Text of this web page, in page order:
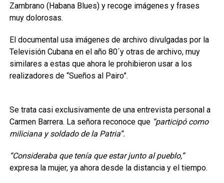
Zambrano (Habana Blues) y recoge imágenes y frases
muy dolorosas.
El documental usa imágenes de archivo divulgadas por la
Televisión Cubana en el año 80´y otras de archivo, muy
similares a estas que ahora le prohibieron usar a los
realizadores de “Sueños al Pairo”.
Se trata casi exclusivamente de una entrevista personal a
Carmen Barrera. La señora reconoce que “participó como
miliciana y soldado de la Patria”.
“Consideraba que tenía que estar junto al pueblo,”
expresa la mujer, ya ahora desde la distancia y el tiempo.